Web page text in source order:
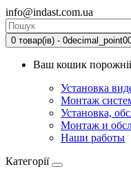
info@indast.com.ua
0 товар(ів) -
Ваш кошик
Установка
Монтаж
Установка,
Монтаж и
Наши работы
Категорії